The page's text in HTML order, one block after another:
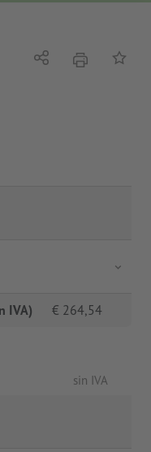
CompartirimprimirAñadir
IVA) € 264,54
sin IVA